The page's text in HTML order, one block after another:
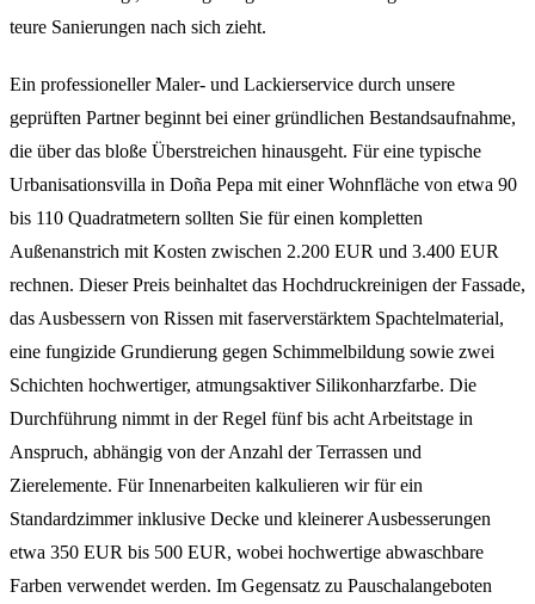
teure Sanierungen nach sich zieht.
Ein professioneller Maler- und Lackierservice durch unsere
geprüften Partner beginnt bei einer gründlichen Bestandsaufnahme,
die über das bloße Überstreichen hinausgeht. Für eine typische
Urbanisationsvilla in Doña Pepa mit einer Wohnfläche von etwa 90
bis 110 Quadratmetern sollten Sie für einen kompletten
Außenanstrich mit Kosten zwischen 2.200 EUR und 3.400 EUR
rechnen. Dieser Preis beinhaltet das Hochdruckreinigen der Fassade,
das Ausbessern von Rissen mit faserverstärktem Spachtelmaterial,
eine fungizide Grundierung gegen Schimmelbildung sowie zwei
Schichten hochwertiger, atmungsaktiver Silikonharzfarbe. Die
Durchführung nimmt in der Regel fünf bis acht Arbeitstage in
Anspruch, abhängig von der Anzahl der Terrassen und
Zierelemente. Für Innenarbeiten kalkulieren wir für ein
Standardzimmer inklusive Decke und kleinerer Ausbesserungen
etwa 350 EUR bis 500 EUR, wobei hochwertige abwaschbare
Farben verwendet werden. Im Gegensatz zu Pauschalangeboten